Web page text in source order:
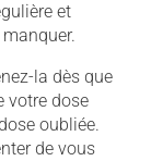
et
la dès que
votre dose
oubliée.
de vous